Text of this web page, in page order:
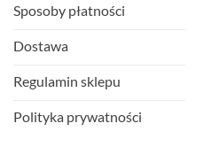
Sposoby płatności
Dostawa
Regulamin sklepu
Polityka prywatności